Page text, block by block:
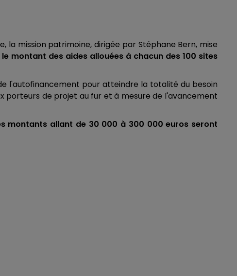
la mission patrimoine, dirigée par Stéphane Bern, mise
le montant des aides allouées à chacun des 100 sites
l'autofinancement pour atteindre la totalité du besoin
porteurs de projet au fur et à mesure de l'avancement
montants allant de 30 000 à 300 000 euros seront